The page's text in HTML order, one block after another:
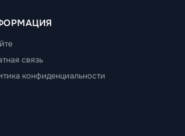
связь
конфиденциальности